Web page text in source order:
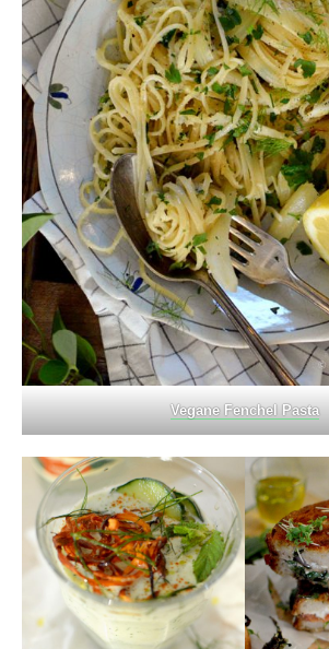
Vegane Fenchel Pasta